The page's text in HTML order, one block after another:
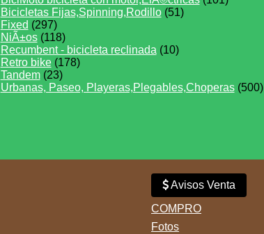
Bicicletas Fijas,Spinning,Rodillo(51)
Fixed (297)
NiÃ±os(118)
Recumbent - bicicleta reclinada (10)
Retro bike(178)
Tandem(23)
Urbanas, Paseo, Playeras,Plegables,Choperas(500)
Avisos Venta
COMPRO
Fotos